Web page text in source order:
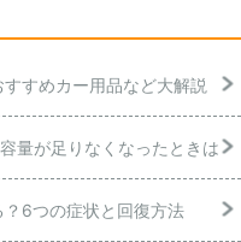
すめカー用品など大解説
量が足りなくなったときは
6つの症状と回復方法